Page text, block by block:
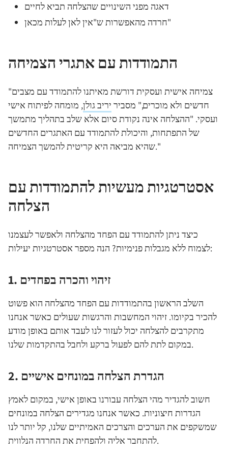
דאגה מפני השינויים שהצלחה תביא לחיים
חרדה מהאפשרות ש"אין לאן לעלות מכאן"
התמודדות עם אתגרי הצמיחה
"צמיחה אישית ועסקית דורשת מאיתנו להתמודד עם מצבים
חדשים ולא מוכרים," מסביר יריב גולן, מומחה לפיתוח אישי
ועסקי. "ההצלחה אינה נקודת סיום אלא שלב בתהליך מתמשך
של התפתחות, והיכולת להתמודד עם האתגרים החדשים
שהיא מביאה היא קריטית להמשך הצמיחה."
אסטרטגיות מעשיות להתמודדות עם
הצלחה
כיצד ניתן להתמודד עם הפחד מהצלחה ולאפשר לעצמנו
לצמוח ללא מגבלות פנימיות? הנה מספר אסטרטגיות יעילות:
1. זיהוי והכרה בפחדים
השלב הראשון בהתמודדות עם הפחד מהצלחה הוא פשוט
להכיר בקיומו. זיהוי המחשבות והרגשות שעולים כאשר אנחנו
מתקרבים להצלחה יכול לעזור לנו לעבד אותם באופן מודע
במקום לתת להם לפעול ברקע ולחבל בהתקדמות שלנו.
2. הגדרת הצלחה במונחים אישיים
חשוב להגדיר מהי הצלחה עבורנו באופן אישי, במקום לאמץ
הגדרות חיצוניות. כאשר אנחנו מגדירים הצלחה במונחים
שמשקפים את הערכים והצרכים האמיתיים שלנו, קל יותר לנו
להתחבר אליה ולהפחית את החרדה הנלווית.